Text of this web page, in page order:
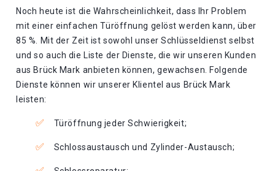
Noch heute ist die Wahrscheinlichkeit, dass Ihr Problem
mit einer einfachen Türöffnung gelöst werden kann, über
85 %. Mit der Zeit ist sowohl unser Schlüsseldienst selbst
und so auch die Liste der Dienste, die wir unseren Kunden
aus Brück Mark anbieten können, gewachsen. Folgende
Dienste können wir unserer Klientel aus Brück Mark
leisten:
Türöffnung jeder Schwierigkeit;
Schlossaustausch und Zylinder-Austausch;